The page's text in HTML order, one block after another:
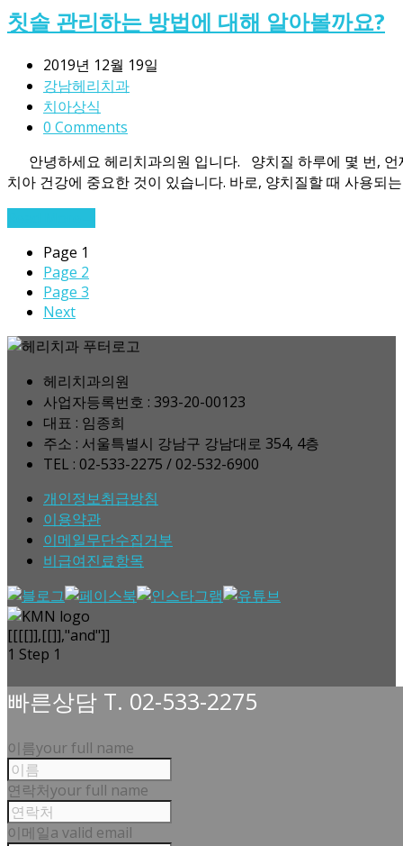
칫솔 관리하는 방법에 대해 알아볼까요?
2019년 12월 19일
강남헤리치과
치아상식
0 Comments
안녕하세요 헤리치과의원 입니다. 양치질 하루에 몇 번, 언
치아 건강에 중요한 것이 있습니다. 바로, 양치질할 때 사용되는
Page 1
Page 2
Page 3
Next
헤리치과의원
사업자등록번호 : 393-20-00123
대표 : 임종희
주소 : 서울특별시 강남구 강남대로 354, 4층
TEL : 02-533-2275 / 02-532-6900
개인정보취급방침
이용약관
이메일무단수집거부
비급여진료항목
[[[[]],[[]],"and"]]
1 Step 1
빠른상담 T. 02-533-2275
이름your full name
연락처your full name
이메일a valid email